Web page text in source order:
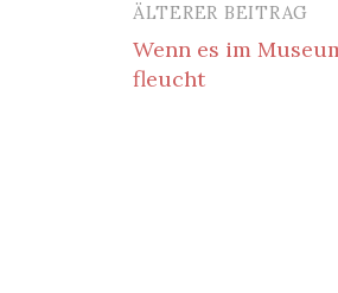
Beitrags-
Navigation
ÄLTERER BEITRAG
Wenn es im
fleucht